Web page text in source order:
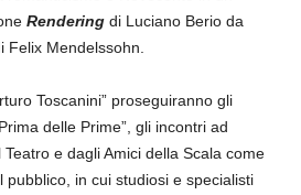
Rendering di Luciano Berio da
Felix Mendelssohn.
Toscanini” proseguiranno gli
delle Prime”, gli incontri ad
e dagli Amici della Scala come
pubblico, in cui studiosi e specialisti